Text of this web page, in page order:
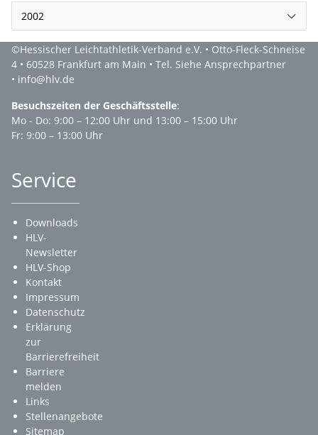
2002
©Hessischer Leichtathletik-Verband e.V. • Otto-Fleck-Schneise
4 • 60528 Frankfurt am Main • Tel. Siehe Ansprechpartner
• info@hlv.de
Besuchszeiten der Geschäftsstelle:
Mo - Do: 9:00 – 12:00 Uhr und 13:00 – 15:00 Uhr
Fr: 9:00 – 13:00 Uhr
Service
Downloads
HLV-
Newsletter
HLV-Shop
Kontakt
Impressum
Datenschutz
Erklärung
zur
Barrierefreiheit
Barriere
melden
Links
Stellenangebote
Sitemap